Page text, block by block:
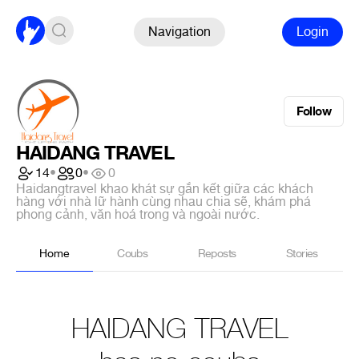
Navigation Login
Follow
HAIDANG TRAVEL
14• 0•
0
Haidangtravel khao khát sự gắn kết giữa các khách
hàng với nhà lữ hành cùng nhau chia sẽ, khám phá
phong cảnh, văn hoá trong và ngoài nước.
Home Coubs Reposts Stories
HAIDANG TRAVEL